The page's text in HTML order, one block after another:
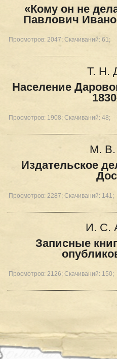
«Кому он не
Павлович
Просмотров: 2047; Скачиваний: 61;
Т. Н.
Население
Просмотров: 1908; Скачиваний: 48;
М. В.
Издательское
Просмотров: 2287; Скачиваний: 141;
И. С.
Записные
Просмотров: 2126; Скачиваний: 150;